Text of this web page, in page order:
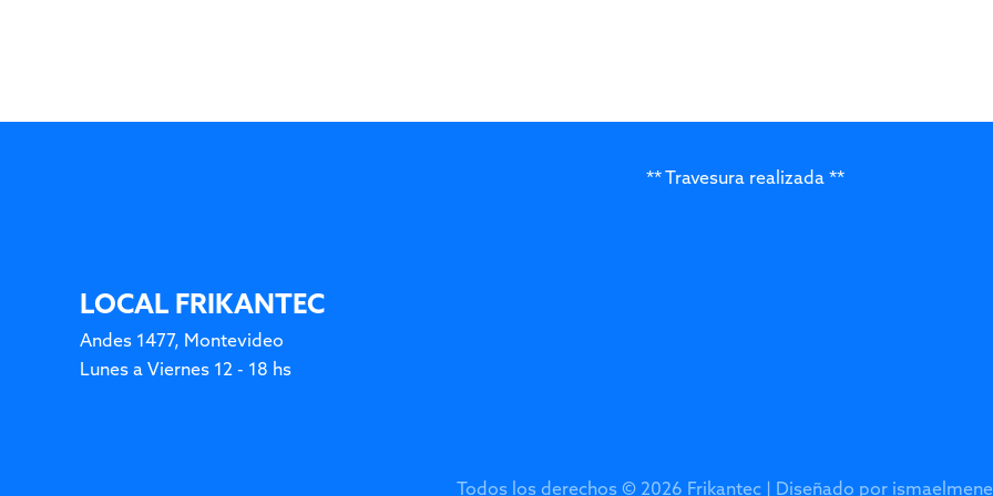
** Travesura realizada **
LOCAL FRIKANTEC
Andes 1477, Montevideo
Lunes a Viernes 12 - 18 hs
Todos los derechos © 2026 Frikantec | Diseñado por